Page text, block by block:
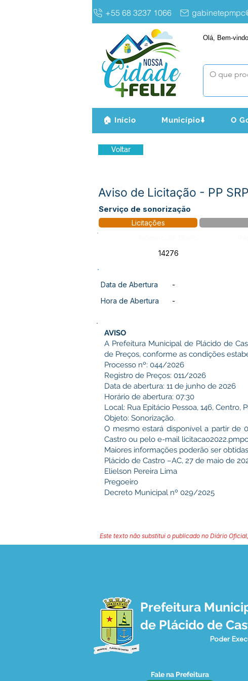
+55 68 3237 1066
Olá, Bem-
🏠 Início Município⬇️ O
Voltar
Aviso de Licitação - PP
Serviço de sonorização
Licitações
14276
Data de Abertura
-
Hora de Abertura
-
AVISO
A Prefeitura Municipal de Plácido de
de Preços, conforme as condições
Processo nº: 044/2026
Registro de Preços: 011/2026
Data de abertura: 11 de junho de 2026
Horário de abertura: 07:30
Local: Rua Epitácio Pessoa, 146, Centro,
Objeto: Sonorização.
O mesmo estará disponível a partir de
Castro ou pelo e-mail
Maiores informações poderão ser
Plácido de Castro –AC, 27 de maio de
Elielson Pereira Lima
Pregoeiro
Decreto Municipal nº 029/2025
Este texto não substitui o publicado no Diário
Prefeitura
de Plácido de
Poder
Fale na Prefeitura